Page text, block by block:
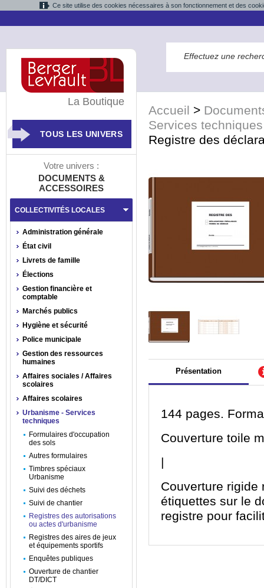
Ce site utilise des cookies nécessaires à son fonctionnement et des
Accueil >
Services techniques
Registre des
Présentation
144 pages.
Couverture toile
|
Couverture rigide
étiquettes sur le
registre pour
La Boutique
TOUS LES UNIVERS
Votre univers :
DOCUMENTS &
ACCESSOIRES
COLLECTIVITÉS LOCALES
Administration générale
État civil
Livrets de famille
Élections
Gestion financière et
comptable
Marchés publics
Hygiène et sécurité
Police municipale
Gestion des ressources
humaines
Affaires sociales / Affaires
scolaires
Affaires scolaires
Urbanisme - Services
techniques
Formulaires d'occupation
des sols
Autres formulaires
Timbres spéciaux
Urbanisme
Suivi des déchets
Suivi de chantier
Registres des autorisations
ou actes d'urbanisme
Registres des aires de jeux
et équipements sportifs
Enquêtes publiques
Ouverture de chantier
DT/DICT